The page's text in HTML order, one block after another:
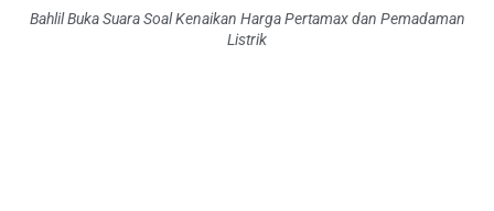
Bahlil Buka Suara Soal Kenaikan Harga Pertamax dan Pemadaman
Listrik